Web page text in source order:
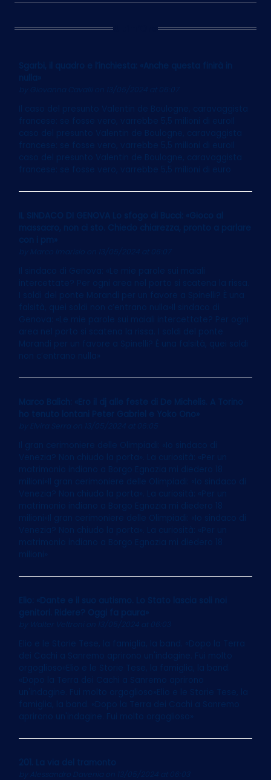
Sgarbi, il quadro e l’inchiesta: «Anche questa finirà in
nulla»
on 13/05/2024 at 06:07
Il caso del presunto Valentin de Boulogne, caravaggista
francese: se fosse vero, varrebbe 5,5 milioni di euroIl
caso del presunto Valentin de Boulogne, caravaggista
francese: se fosse vero, varrebbe 5,5 milioni di euroIl
caso del presunto Valentin de Boulogne, caravaggista
francese: se fosse vero, varrebbe 5,5 milioni di euro
IL SINDACO DI GENOVA Lo sfogo di Bucci: «Gioco al
massacro, non ci sto. Chiedo chiarezza, pronto a parlare
con i pm»
Marco Imarisio on 13/05/2024 at 06:07
Il sindaco di Genova: «Le mie parole sui maiali
intercettate? Per ogni area nel porto si scatena la rissa.
I soldi del ponte Morandi per un favore a Spinelli? È una
falsità, quei soldi non c’entrano nulla»Il sindaco di
Genova: «Le mie parole sui maiali intercettate? Per ogni
area nel porto si scatena la rissa. I soldi del ponte
Morandi per un favore a Spinelli? È una falsità, quei soldi
non c’entrano nulla»
Marco Balich: «Ero il dj alle feste di De Michelis. A Torino
ho tenuto lontani Peter Gabriel e Yoko Ono»
on 13/05/2024 at 06:05
Il gran cerimoniere delle Olimpiadi: «Io sindaco di
Venezia? Non chiudo la porta». La curiosità: «Per un
matrimonio indiano a Borgo Egnazia mi diedero 18
milioni»Il gran cerimoniere delle Olimpiadi: «Io sindaco di
Venezia? Non chiudo la porta». La curiosità: «Per un
matrimonio indiano a Borgo Egnazia mi diedero 18
milioni»Il gran cerimoniere delle Olimpiadi: «Io sindaco di
Venezia? Non chiudo la porta». La curiosità: «Per un
matrimonio indiano a Borgo Egnazia mi diedero 18
Elio: «Dante e il suo autismo. Lo Stato lascia soli noi
genitori. Ridere? Oggi fa paura»
Walter Veltroni on 13/05/2024 at 06:03
Elio e le Storie Tese, la famiglia, la band. «Dopo la Terra
dei Cachi a Sanremo aprirono un'indagine. Fui molto
orgoglioso»Elio e le Storie Tese, la famiglia, la band.
«Dopo la Terra dei Cachi a Sanremo aprirono
un'indagine. Fui molto orgoglioso»Elio e le Storie Tese, la
famiglia, la band. «Dopo la Terra dei Cachi a Sanremo
aprirono un'indagine. Fui molto orgoglioso»
201. La via del tramonto
on 13/05/2024 at 06:03